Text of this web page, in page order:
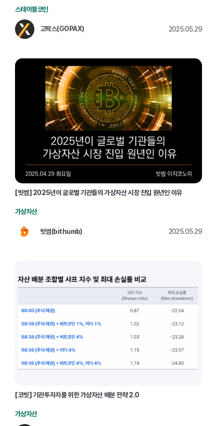
스테이블코인
고팍스(GOPAX) 2025.05.29
[빗썸] 2025년이 글로벌 기관들의 가상자산 시장 진입 원년인 이유
가상자산
빗썸(bithumb) 2025.05.29
[코빗] 기관투자자를 위한 가상자산 배분 전략 2.0
가상자산